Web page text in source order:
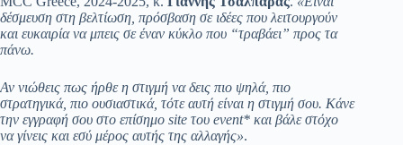
δέσμευση στη βελτίωση, πρόσβαση σε ιδέες που λειτουργούν
και ευκαιρία να μπεις σε έναν κύκλο που “τραβάει” προς τα
πάνω.
Αν νιώθεις πως ήρθε η στιγμή να δεις πιο ψηλά, πιο
στρατηγικά, πιο ουσιαστικά, τότε αυτή είναι η στιγμή σου. Κάνε
την εγγραφή σου στο επίσημο site του event* και βάλε στόχο
να γίνεις και εσύ μέρος αυτής της αλλαγής».